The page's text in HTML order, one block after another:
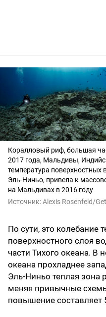
Коралловый риф, большая
2017 года, Мальдивы,
температура поверхностных
Эль-Ниньо, привела к
на Мальдивах в 2016 году
Источник:Alexis Rosenfeld/
По сути, это колебание
поверхностного слоя
части Тихого океана. В
океана прохладнее
Эль‑Ниньо теплая зона
меняя привычные
повышение составляет